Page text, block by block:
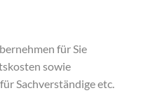
für Sie
sowie
Sachverständige etc.